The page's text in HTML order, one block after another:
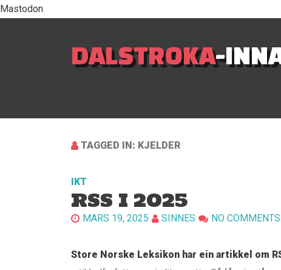
Mastodon
DALSTROKA-
TAGGED IN: KJELDER
IKT
RSS I 2025
MARS 19, 2025 SINNES NO COMMENTS
Store Norske Leksikon har ein artikkel om